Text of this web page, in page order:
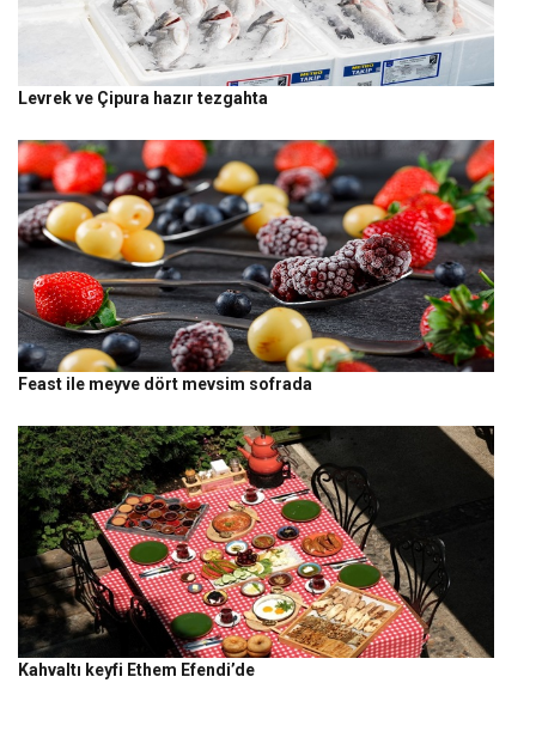
Levrek ve Çipura hazır tezgahta
Feast ile meyve dört mevsim sofrada
Kahvaltı keyfi Ethem Efendi’de